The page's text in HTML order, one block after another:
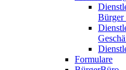
Bürger
Formulare